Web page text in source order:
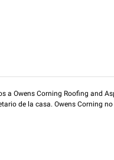
Owens Corning Roofing and
de la casa. Owens Corning